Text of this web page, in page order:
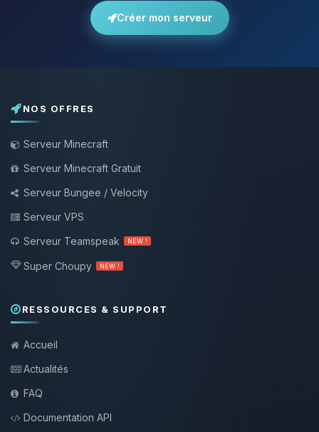
Créer mon serveur
NOS OFFRES
Serveur Minecraft
Serveur Minecraft Gratuit
Serveur Bungee / Velocity
Serveur VPS
Serveur Teamspeak
NEW !
Super Choupy NEW !
RESSOURCES & SUPPORT
Accueil
Actualités
FAQ
Documentation API